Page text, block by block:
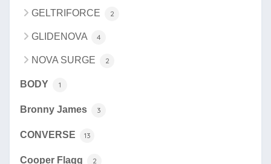
GELTRIFORCE 2
GLIDENOVA 4
NOVA SURGE 2
BODY 1
Bronny James 3
CONVERSE 13
Cooper Flagg 2